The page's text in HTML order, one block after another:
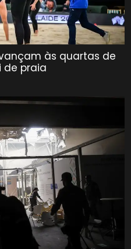
às quartas de
de praia